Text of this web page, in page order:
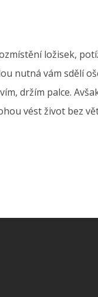
ložisek,
nutná vám sdělí
držím palce.
vést život bez